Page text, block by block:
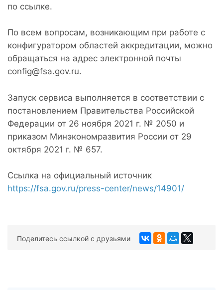
по ссылке.
По всем вопросам, возникающим при работе с
конфигуратором областей аккредитации, можно
обращаться на адрес электронной почты
config@fsa.gov.ru.
Запуск сервиса выполняется в соответствии с
постановлением Правительства Российской
Федерации от 26 ноября 2021 г. № 2050 и
приказом Минэкономразвития России от 29
октября 2021 г. № 657.
Ссылка на официальный источник
https://fsa.gov.ru/press-center/news/14901/
Поделитесь ссылкой с друзьями